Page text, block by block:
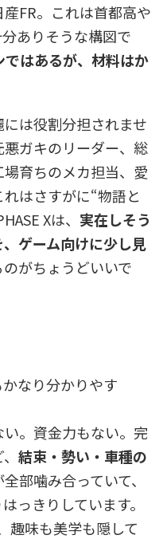
FR。これは首都高や
ありそうな構図で
ではあるが、材料はか
は役割分担されませ
ガキのリーダー、総
育ちのメカ担当、愛
はさすがに“物語と
Xは、 実在しそう
ゲーム向けに少し見
のがちょうどいいで
なり分かりやす
。資金力もない。完
結束・勢い・車種の
全部噛み合っていて、
っきりしています。
趣味も美学も隠して